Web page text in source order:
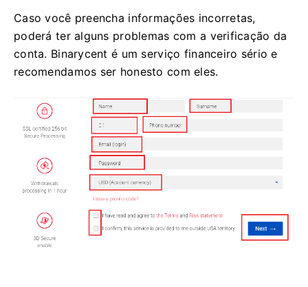
Caso você preencha informações incorretas,
poderá ter alguns problemas com a verificação da
conta. Binarycent é um serviço financeiro sério e
recomendamos ser honesto com eles.